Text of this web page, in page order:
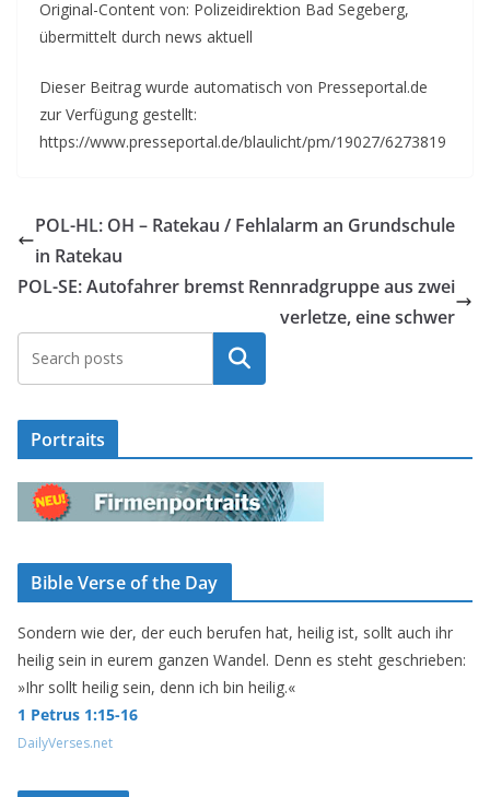
Original-Content von: Polizeidirektion Bad Segeberg,
übermittelt durch news aktuell
Dieser Beitrag wurde automatisch von Presseportal.de
zur Verfügung gestellt:
https://www.presseportal.de/blaulicht/pm/19027/6273819
POL-HL: OH – Ratekau / Fehlalarm an Grundschule
in Ratekau
POL-SE: Autofahrer bremst Rennradgruppe aus zwei
verletze, eine schwer
Suchen
Portraits
Bible Verse of the Day
Sondern wie der, der euch berufen hat, heilig ist, sollt auch ihr
heilig sein in eurem ganzen Wandel. Denn es steht geschrieben:
»Ihr sollt heilig sein, denn ich bin heilig.«
1 Petrus 1:15-16
DailyVerses.net